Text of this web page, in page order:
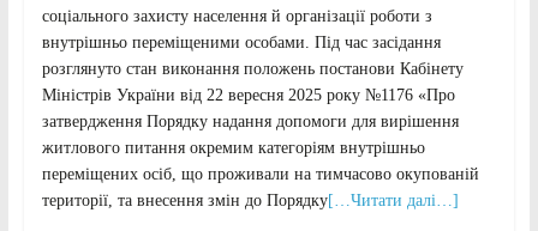
соціального захисту населення й організації роботи з
внутрішньо переміщеними особами. Під час засідання
розглянуто стан виконання положень постанови Кабінету
Міністрів України від 22 вересня 2025 року №1176 «Про
затвердження Порядку надання допомоги для вирішення
житлового питання окремим категоріям внутрішньо
переміщених осіб, що проживали на тимчасово окупованій
території, та внесення змін до Порядку[…Читати далі…]